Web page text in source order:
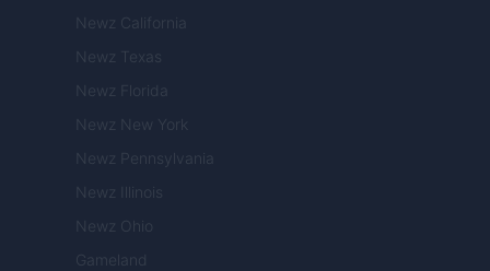
Newz California
Newz Texas
Newz Florida
Newz New York
Newz Pennsylvania
Newz Illinois
Newz Ohio
Gameland